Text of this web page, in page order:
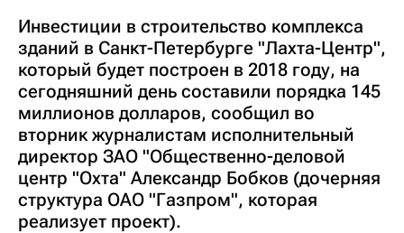
Инвестиции в строительство комплекса
зданий в Санкт-Петербурге "Лахта-Центр",
который будет построен в 2018 году, на
сегодняшний день составили порядка 145
миллионов долларов, сообщил во
вторник журналистам исполнительный
директор ЗАО "Общественно-деловой
центр "Охта" Александр Бобков (дочерняя
структура ОАО "Газпром", которая
реализует проект).